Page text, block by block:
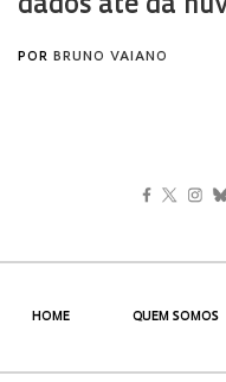
HOME QUEM SOMOS